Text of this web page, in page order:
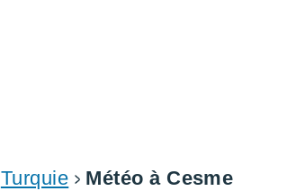
Turquie Météo à Cesme